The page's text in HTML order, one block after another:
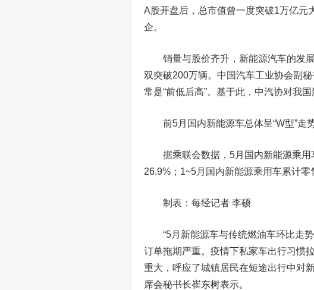
A股开盘后，总市值曾一度突破1万亿元
企。
销量与股价齐升，新能源汽车的发展
双突破200万辆。中国汽车工业协会副
常是“前低后高”。基于此，中汽协对我
前5月国内新能源车总体呈“W型”走
据乘联会数据，5月国内新能源乘用
26.9%；1~5月国内新能源乘用车累计零
制表：每经记者 李硕
“5月新能源车与传统燃油车环比走势
订单拖期严重。疫情下私家车出行习惯
重大，呼应了城镇居民在短途出行中对
席会秘书长崔东树表示。